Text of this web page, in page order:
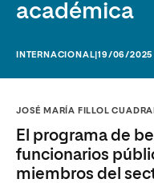
académica
INTERNACIONAL |19/06/2025
JOSÉ MARÍA FILLOL
El programa de
funcionarios
miembros del